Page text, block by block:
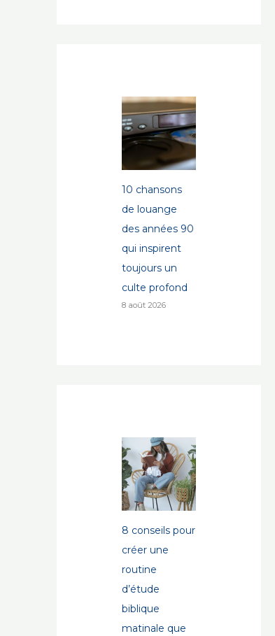
10 chansons
de louange
des années 90
qui inspirent
toujours un
culte profond
8 août 2026
8 conseils pour
créer une
routine
d’étude
biblique
matinale que